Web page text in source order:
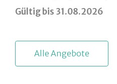
Gültig bis 31.08.2026
A le Angebote